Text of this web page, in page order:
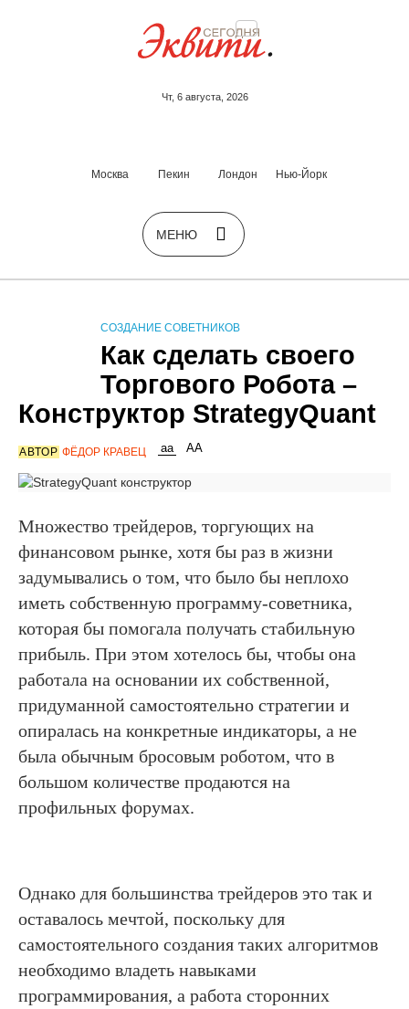
Чт, 6 августа, 2026
Москва Пекин Лондон Нью-Йорк
СОЗДАНИЕ СОВЕТНИКОВ
Как сделать своего
Торгового Робота –
Конструктор StrategyQuant
АВТОР ФЁДОР КРАВЕЦ
Множество трейдеров, торгующих на
финансовом рынке, хотя бы раз в жизни
задумывались о том, что было бы неплохо
иметь собственную программу-советника,
которая бы помогала получать стабильную
прибыль. При этом хотелось бы, чтобы она
работала на основании их собственной,
придуманной самостоятельно стратегии и
опиралась на конкретные индикаторы, а не
была обычным бросовым роботом, что в
большом количестве продаются на
профильных форумах.
Однако для большинства трейдеров это так и
оставалось мечтой, поскольку для
самостоятельного создания таких алгоритмов
необходимо владеть навыками
программирования, а работа сторонних